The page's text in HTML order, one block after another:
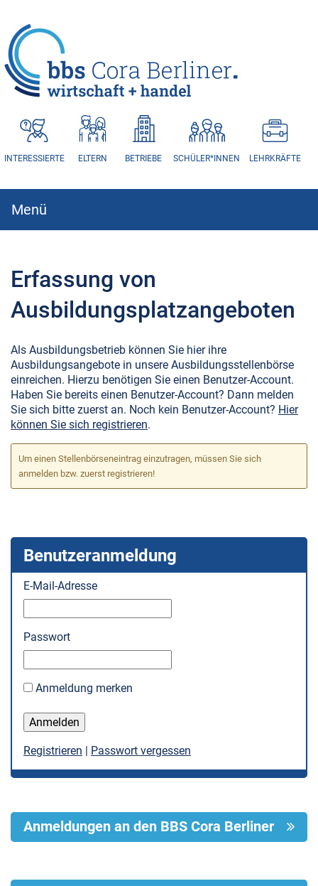
HAUPTNAVIGATION
INTERESSIERTE ELTERN BETRIEBE SCHÜLER*INNEN LEHRKRÄFTE
Hauptnavigation
Menü
Erfassung von
Ausbildungsplatzangeboten
Als Ausbildungsbetrieb können Sie hier ihre
Ausbildungsangebote in unsere Ausbildungsstellenbörse
einreichen. Hierzu benötigen Sie einen Benutzer-Account.
Haben Sie bereits einen Benutzer-Account? Dann melden
Sie sich bitte zuerst an. Noch kein Benutzer-Account? Hier
können Sie sich registrieren.
Um einen Stellenbörseneintrag einzutragen, müssen Sie sich
anmelden bzw. zuerst registrieren!
Benutzeranmeldung
E-Mail-Adresse
Passwort
Anmeldung merken
Registrieren Passwort vergessen
Anmeldungen an den BBS Cora Berliner